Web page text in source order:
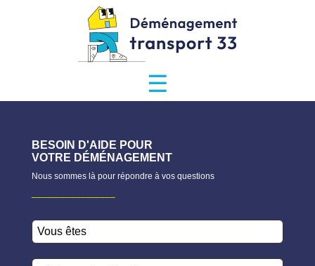
☰
BESOIN D'AIDE POUR
VOTRE DÉMÉNAGEMENT
Nous sommes là pour répondre à vos questions